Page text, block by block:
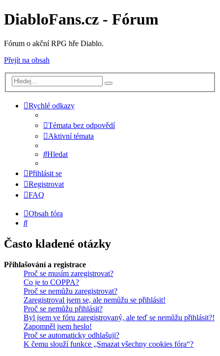
DiabloFans.cz - Fórum
Fórum o akční RPG hře Diablo.
Přejít na obsah
Rychlé odkazy
Témata bez odpovědí
Aktivní témata
Hledat
Přihlásit se
Registrovat
FAQ
Obsah fóra
Hledat
Často kladené otázky
Přihlašování a registrace
Proč se musím zaregistrovat?
Co je to COPPA?
Proč se nemůžu zaregistrovat?
Zaregistroval jsem se, ale nemůžu se přihlásit!
Proč se nemůžu přihlásit?
Byl jsem ve fóru zaregistrovaný, ale teď se nemůžu přihlásit?!
Zapomněl jsem heslo!
Proč se automaticky odhlašuji?
K čemu slouží funkce „Smazat všechny cookies fóra“?